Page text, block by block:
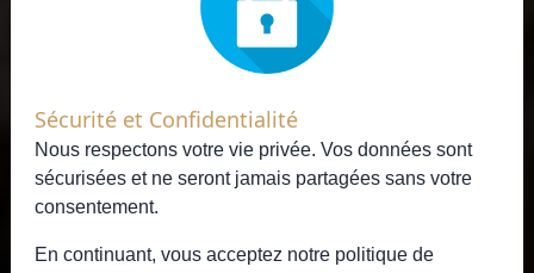
Sécurité et Confidentialité
Nous respectons votre vie privée. Vos données sont
sécurisées et ne seront jamais partagées sans votre
consentement.
En continuant, vous acceptez notre politique de